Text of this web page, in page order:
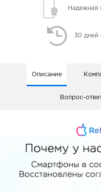
Надежная
30 дней
Описание
Вопрос-